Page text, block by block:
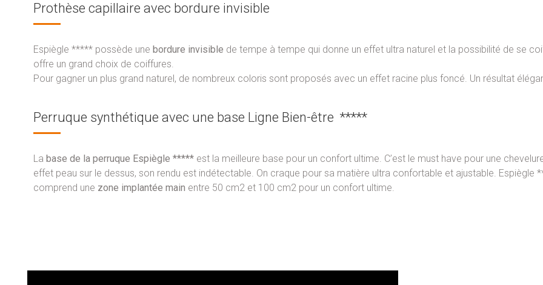
Prothèse capillaire avec bordure invisible
Espiègle ***** possède une bordure invisible de tempe à tempe qui donne un effet ultra naturel et la possibilité de se
offre un grand choix de coiffures.
Pour gagner un plus grand naturel, de nombreux coloris sont proposés avec un effet racine plus foncé. Un résultat
Perruque synthétique avec une base Ligne Bien-être *****
La base de la perruque Espiègle ***** est la meilleure base pour un confort ultime. C’est le must have pour une
effet peau sur le dessus, son rendu est indétectable. On craque pour sa matière ultra confortable et ajustable. Espiègle
comprend une zone implantée main entre 50 cm2 et 100 cm2 pour un confort ultime.